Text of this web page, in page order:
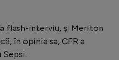
flash-interviu, și Meriton
în opinia sa, CFR a